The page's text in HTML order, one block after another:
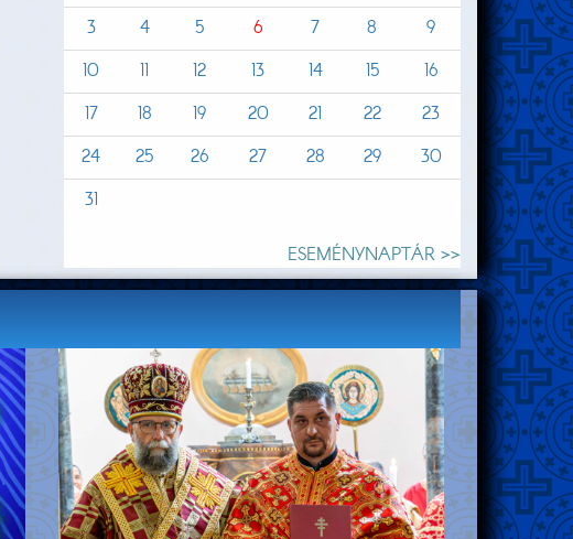
3
4 5 6 7 8
9
10
11 12 13 14 15
16
17
18 19 20 21 22
23
24
25 26 27 28 29
30
31
ESEMÉNYNAPTÁR >>